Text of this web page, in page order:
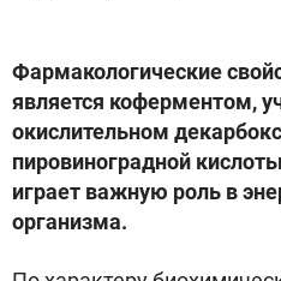
Фармакологические
является коферментом,
окислительном
пировиноградной
играет важную роль в
организма.